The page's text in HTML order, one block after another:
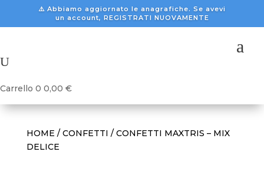
⚠️ Abbiamo aggiornato le anagrafiche. Se avevi
un account, REGISTRATI NUOVAMENTE
a
U
Carrello 0 0,00 €
HOME / CONFETTI / CONFETTI MAXTRIS – MIX
DELICE